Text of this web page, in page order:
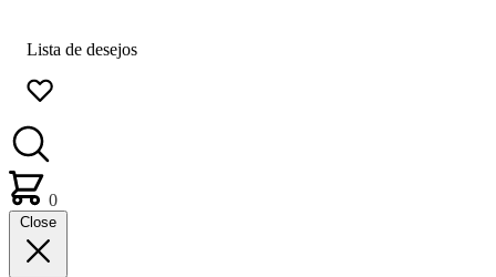
Lista de desejos
0
Close